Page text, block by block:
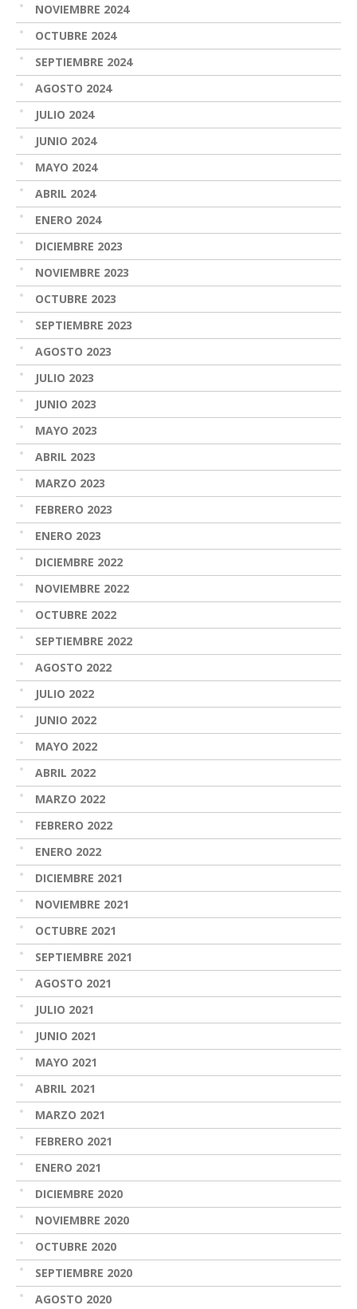
NOVIEMBRE 2024
OCTUBRE 2024
SEPTIEMBRE 2024
AGOSTO 2024
JULIO 2024
JUNIO 2024
MAYO 2024
ABRIL 2024
ENERO 2024
DICIEMBRE 2023
NOVIEMBRE 2023
OCTUBRE 2023
SEPTIEMBRE 2023
AGOSTO 2023
JULIO 2023
JUNIO 2023
MAYO 2023
ABRIL 2023
MARZO 2023
FEBRERO 2023
ENERO 2023
DICIEMBRE 2022
NOVIEMBRE 2022
OCTUBRE 2022
SEPTIEMBRE 2022
AGOSTO 2022
JULIO 2022
JUNIO 2022
MAYO 2022
ABRIL 2022
MARZO 2022
FEBRERO 2022
ENERO 2022
DICIEMBRE 2021
NOVIEMBRE 2021
OCTUBRE 2021
SEPTIEMBRE 2021
AGOSTO 2021
JULIO 2021
JUNIO 2021
MAYO 2021
ABRIL 2021
MARZO 2021
FEBRERO 2021
ENERO 2021
DICIEMBRE 2020
NOVIEMBRE 2020
OCTUBRE 2020
SEPTIEMBRE 2020
AGOSTO 2020